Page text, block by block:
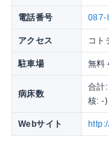
電話番号 087-
アクセス コト
駐車場 無料
病床数
合計
核: -)
Webサイト